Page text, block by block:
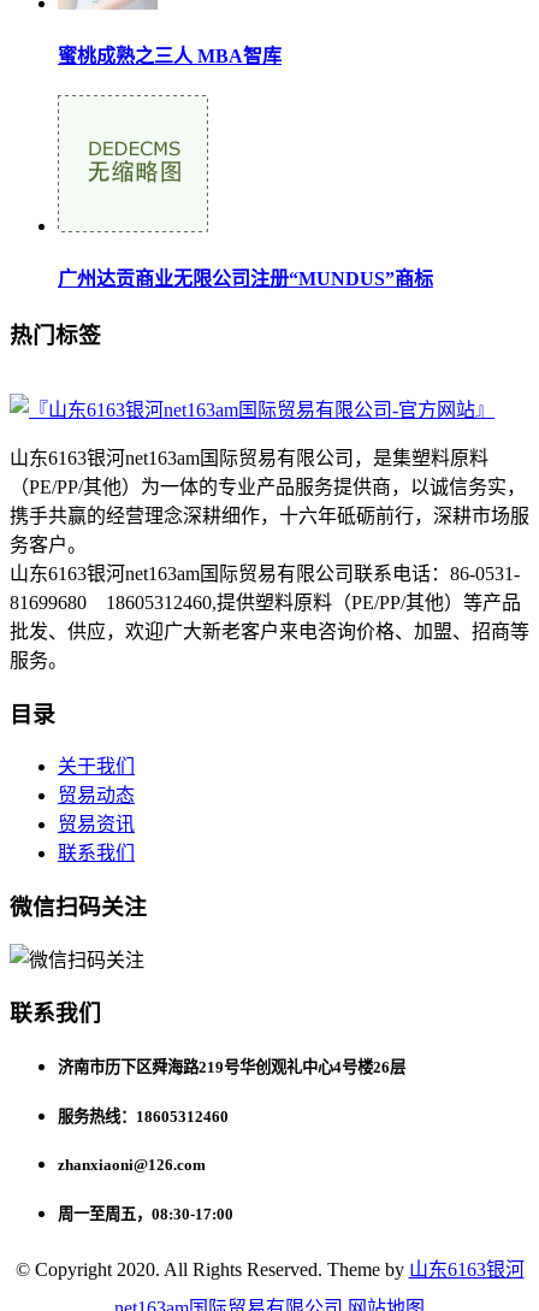
蜜桃成熟之三人 MBA智库
广州达贡商业无限公司注册“MUNDUS”商标
热门标签
山东6163银河net163am国际贸易有限公司，是集塑料原料
（PE/PP/其他）为一体的专业产品服务提供商，以诚信务实，
携手共赢的经营理念深耕细作，十六年砥砺前行，深耕市场服
务客户。
山东6163银河net163am国际贸易有限公司联系电话：86-0531-
81699680 18605312460,提供塑料原料（PE/PP/其他）等产品
批发、供应，欢迎广大新老客户来电咨询价格、加盟、招商等
服务。
目录
关于我们
贸易动态
贸易资讯
联系我们
微信扫码关注
联系我们
济南市历下区舜海路219号华创观礼中心4号楼26层
服务热线：18605312460
zhanxiaoni@126.com
周一至周五，08:30-17:00
© Copyright 2020. All Rights Reserved. Theme by 山东6163银河